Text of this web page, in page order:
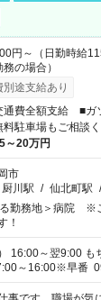
円～（日勤時給
の場合）
別途支給あり
通費全額支給 ■ガ
駐車場もご相談
～20万円
市
厨川駅 / 仙北町駅
る勤務地＞病院 ※
！
16:00～翌9:00 も
～16:00※早番
※時間は、固定
できます！ ※シフ